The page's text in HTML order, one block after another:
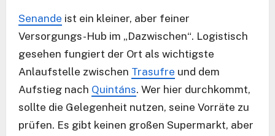
Senande ist ein kleiner, aber feiner
Versorgungs-Hub im „Dazwischen“. Logistisch
gesehen fungiert der Ort als wichtigste
Anlaufstelle zwischen Trasufre und dem
Aufstieg nach Quintáns. Wer hier durchkommt,
sollte die Gelegenheit nutzen, seine Vorräte zu
prüfen. Es gibt keinen großen Supermarkt, aber